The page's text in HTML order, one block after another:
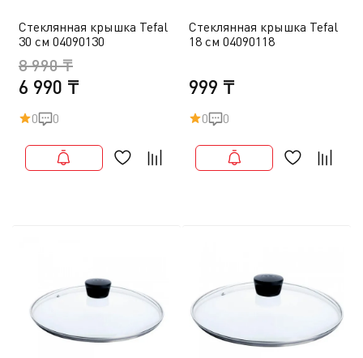
Стеклянная крышка Tefal
30 см 04090130
6 990 ₸
8 990 ₸
0 0
Стеклянная крышка Tefal
18 см 04090118
999 ₸
0 0